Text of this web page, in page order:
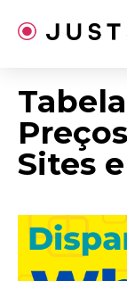
para
Sites